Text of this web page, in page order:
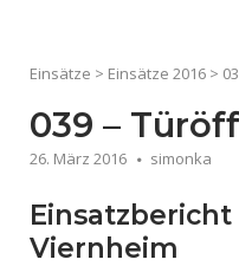
Einsätze > Einsätze 2016 >
039 –
26. März 2016 simonka
Viernheim